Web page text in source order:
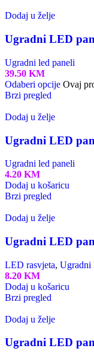
Dodaj u želje
Ugradni LED
Ugradni led paneli
39.50 KM
Odaberi opcije Ovaj
Brzi pregled
Dodaj u želje
Ugradni LED
Ugradni led paneli
4.20 KM
Dodaj u košaricu
Brzi pregled
Dodaj u želje
Ugradni LED
LED rasvjeta, Ugradni
8.20 KM
Dodaj u košaricu
Brzi pregled
Dodaj u želje
Ugradni LED